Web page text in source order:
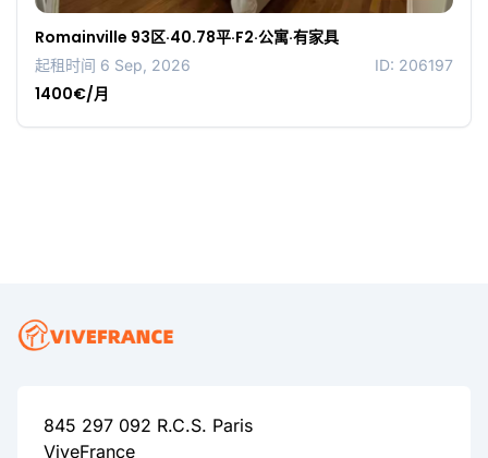
Romainville 93区·40.78平·F2·公寓·有家具
起租时间 6 Sep, 2026 ID: 206197
1400€/月
845 297 092 R.C.S. Paris
ViveFrance